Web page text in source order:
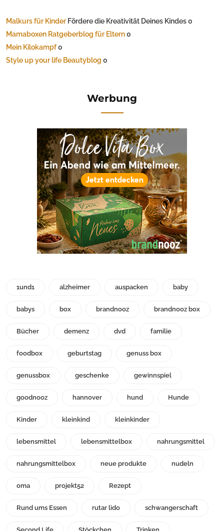
Malkurs für Kinder Fördere die Kreativität Deines Kindes 0
Mamaboxen Ratgeberblog für Eltern0
Mein Kilokampf0
Style up your life Beautyblog 0
Werbung
1und1 alzheimer auspacken baby
babys box brandnooz brandnooz box
Bücher demenz dvd familie
foodbox geburtstag genuss box
genussbox geschenke gewinnspiel
goodnooz hannover hund Hunde
Kinder kleinkind kleinkinder
lebensmittel lebensmittelbox nahrungsmittel
nahrungsmittelbox neue produkte nudeln
oma projekt52 Rezept
Rund ums Essen rutar lido schwangerschaft